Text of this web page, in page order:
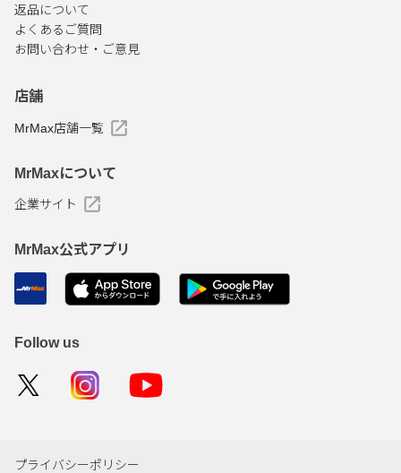
返品について
よくあるご質問
お問い合わせ・ご意見
店舗
MrMax店舗一覧
MrMaxについて
企業サイト
MrMax公式アプリ
Follow us
プライバシーポリシー